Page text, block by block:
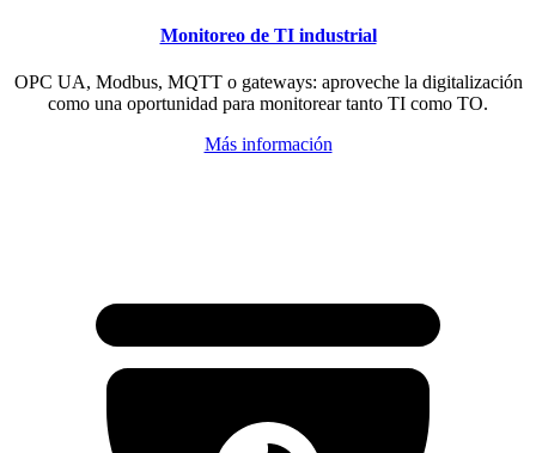
Monitoreo de TI industrial
OPC UA, Modbus, MQTT o gateways: aproveche la digitalización
como una oportunidad para monitorear tanto TI como TO.
Más información